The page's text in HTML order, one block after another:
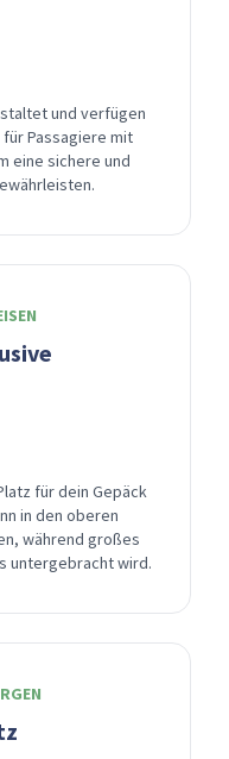
und verfügen
Passagiere mit
eine sichere und
für dein Gepäck
in den oberen
während großes
untergebracht wird.